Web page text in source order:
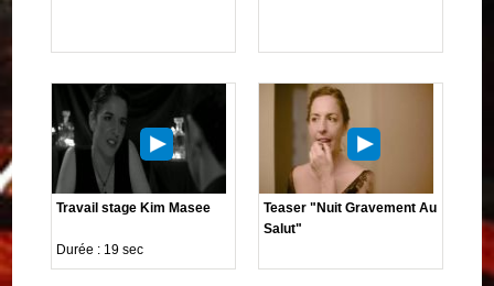
Travail stage Kim Masee
Durée : 19 sec
Teaser "Nuit Gravement Au
Salut"